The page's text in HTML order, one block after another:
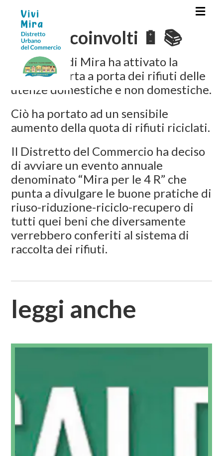
Settori coinvolti 🔋 📚
Il Comune di Mira ha attivato la
raccolta porta a porta dei rifiuti delle
utenze domestiche e non domestiche.
Ciò ha portato ad un sensibile
aumento della quota di rifiuti riciclati.
Il Distretto del Commercio ha deciso
di avviare un evento annuale
denominato “Mira per le 4 R” che
punta a divulgare le buone pratiche di
riuso-riduzione-riciclo-recupero di
tutti quei beni che diversamente
verrebbero conferiti al sistema di
raccolta dei rifiuti.
leggi anche